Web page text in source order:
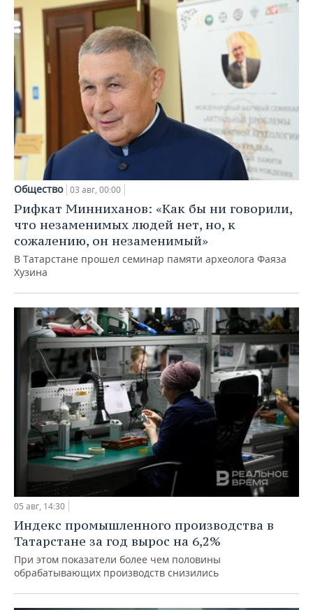
Общество 03 авг, 00:00
Рифкат Минниханов: «Как бы ни говорили,
что незаменимых людей нет, но, к
сожалению, он незаменимый»
В Татарстане прошел семинар памяти археолога Фаяза
Хузина
05 авг, 14:30
Индекс промышленного производства в
Татарстане за год вырос на 6,2%
При этом показатели более чем половины
обрабатывающих производств снизились